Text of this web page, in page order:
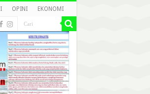
OPINI EKONOMI